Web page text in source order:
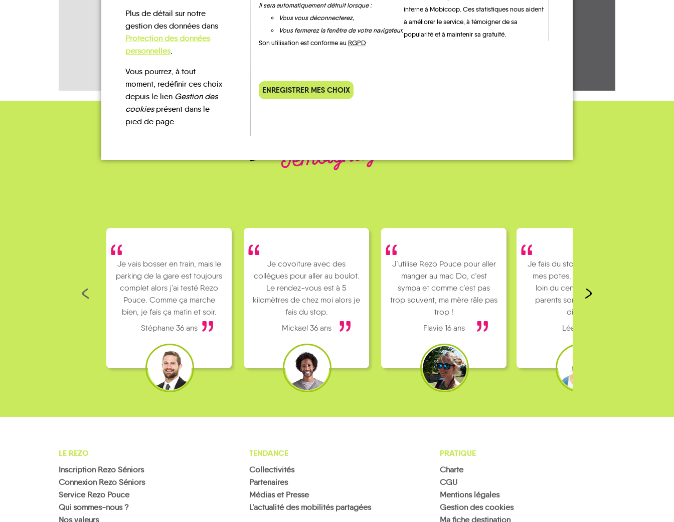
CONTACTEZ-NOUS !
Témoignages
Je vais bosser en train, mais le
parking de la gare est toujours
complet alors j’ai testé Rezo
Pouce. Comme ça marche
bien, je fais ça matin et soir.
Stéphane 36 ans
Je covoiture avec des
collègues pour aller au boulot.
Le rendez-vous est à 5
kilomètres de chez moi alors je
fais du stop.
Mickael 36 ans
J’utilise Rezo Pouce pour aller
manger au mac Do, c’est
sympa et comme c’est pas
trop souvent, ma mère râle pas
trop !
Flavie 16 ans
Je fais du stop pour rejoindre
mes potes. J’habite un peu
loin du centre ville et mes
parents sont pas toujours
dispo…
Léa 16 ans
LE REZO
Inscription Rezo Séniors
Connexion Rezo Séniors
Service Rezo Pouce
Qui sommes-nous ?
Nos valeurs
TENDANCE
Collectivités
Partenaires
Médias et Presse
L’actualité des mobilités partagées
PRATIQUE
Charte
CGU
Mentions légales
Gestion des cookies
Plus de détail sur notre
gestion des données dans
Protection des données
personnelles.
Vous pourrez, à tout
moment, redéfinir ces choix
depuis le lien Gestion des
cookiesprésent dans le
pied de page.
Il sera automatiquement détruit lorsque :
Vous vous déconnecterez,
Vous fermerez la fenêtre de votre navigateur.
Son utilisation est conforme au RGPD
interne à Mobicoop. Ces statistiques nous aident
à améliorer le service, à témoigner de sa
popularité et à maintenir sa gratuité.
ENREGISTRER MES CHOIX
Ma fiche destination